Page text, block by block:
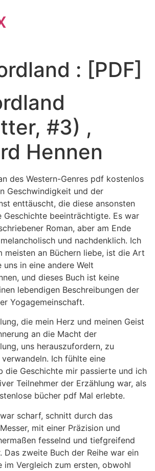
: [PDF]
#3) ,
Hennen
des Western-Genres pdf kostenlos
Geschwindigkeit und der
enttäuscht, die diese ansonsten
Geschichte beeinträchtigte. Es war
Roman, aber am Ende
und nachdenklich. Ich
meisten an Büchern liebe, ist die Art
uns in eine andere Welt
und dieses Buch ist keine
lebendigen Beschreibungen der
Yogagemeinschaft.
die mein Herz und meinen Geist
an die Macht der
uns herauszufordern, zu
Ich fühlte eine
die Geschichte mir passierte und ich
Teilnehmer der Erzählung war, als
bücher pdf Mal erlebte.
scharf, schnitt durch das
mit einer Präzision und
fesselnd und tiefgreifend
Das zweite Buch der Reihe war ein
im Vergleich zum ersten, obwohl